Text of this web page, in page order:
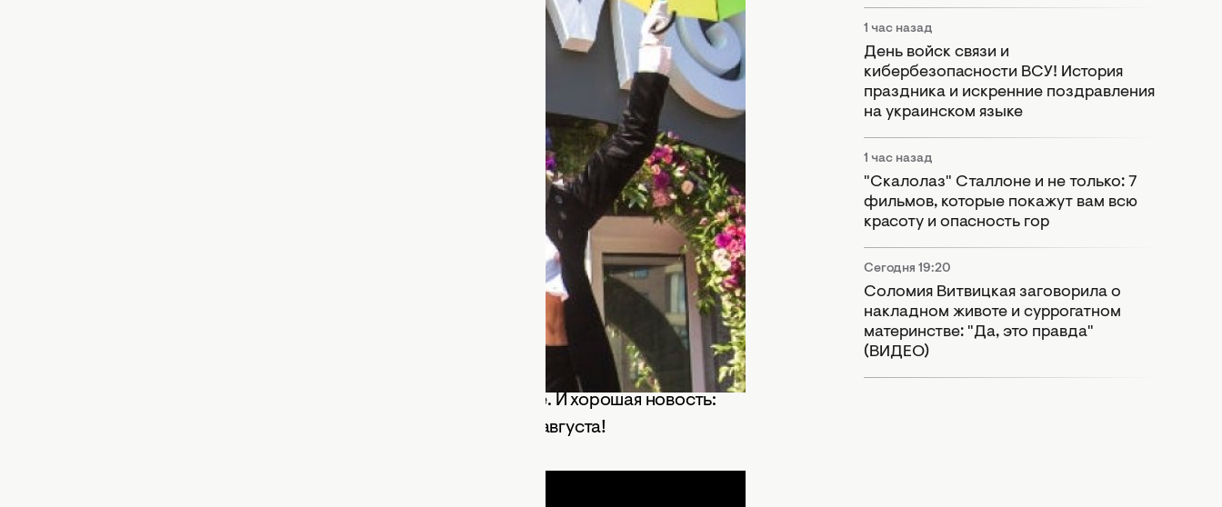
28 июля национальная сеть красоты и здоровья «КОСМО» официально
открыла новый магазин в центре столицы по адресу: бульвар Тараса
Шевченко, 60. Новый «КОСМО» – это стильный интерьер, просторный
торговый зал и удобная навигация. Особенно порадует модниц
широкий ассортимент декоративной косметики, парфюмерии и
На открытии магазина киевлянок ожидал настоящий праздник. Атмосфера
напоминала Каннский фестиваль: красная дорожка, изысканная
композиция из живых цветов над входом в магазин, элегантные мужчины во
фраках, которые сопровождали всех посетительниц ко входу. Каждая
Посетительниц магазина ожидал ещё один сюрприз – подарки за покупки.
Яркие впечатления оставила также работа профессиональных визажистов,
которые делали макияж каждой желающей женщине. И хорошая новость:
визажисты продолжат работу в этом «КОСМО» до 8 августа!
1 час назад
День войск связи и
кибербезопасности ВСУ! История
праздника и искренние поздравления
на украинском языке
1 час назад
"Скалолаз" Сталлоне и не только: 7
фильмов, которые покажут вам всю
красоту и опасность гор
Сегодня 19:20
Соломия Витвицкая заговорила о
накладном животе и суррогатном
материнстве: "Да, это правда"
(ВИДЕО)